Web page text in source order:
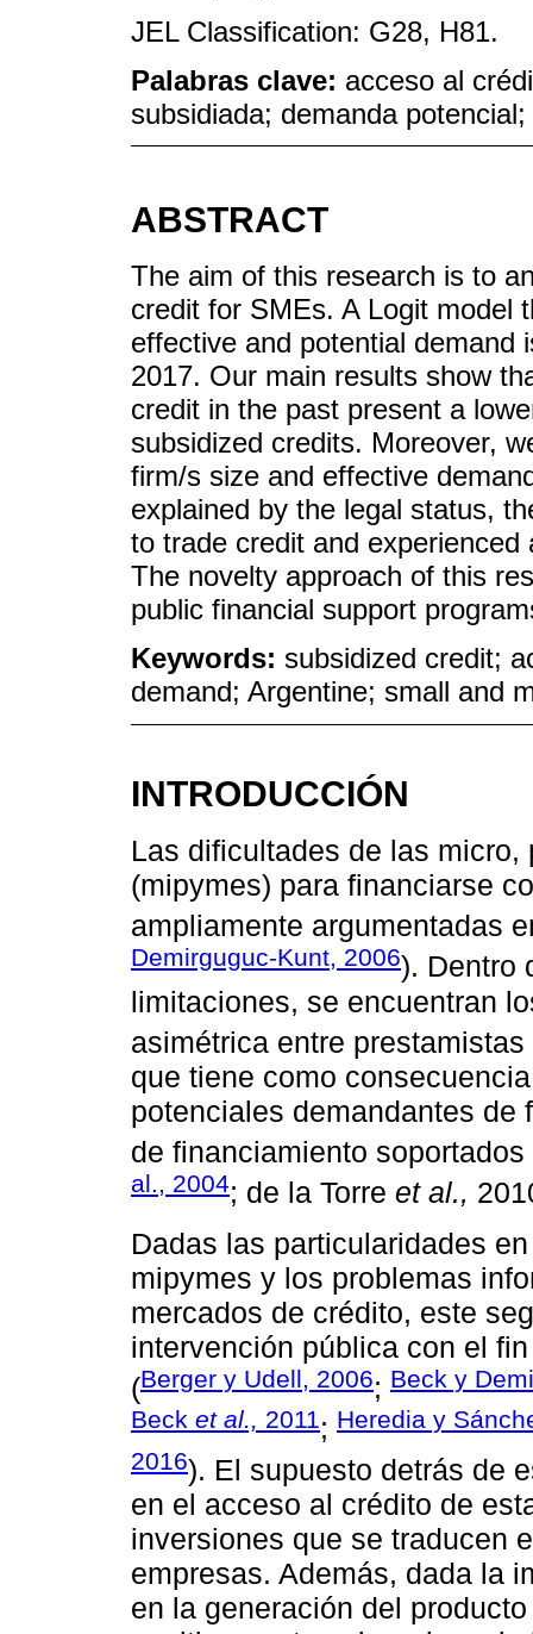
JEL Classification: G28, H81.
Palabras clave: acceso al
subsidiada; demanda
ABSTRACT
The aim of this research is to
credit for SMEs. A Logit model
effective and potential demand
2017. Our main results show
credit in the past present a
subsidized credits. Moreover,
firm/s size and effective
explained by the legal status,
to trade credit and
The novelty approach of this
public financial support
Keywords: subsidized credit;
demand; Argentine; small and
INTRODUCCIÓN
Las dificultades de las
(mipymes) para financiarse
ampliamente argumentadas
Demirguguc-Kunt, 2006). Dentro
limitaciones, se encuentran
asimétrica entre
que tiene como
potenciales demandantes
de financiamiento
al., 2004; de la Torre et al.,
Dadas las particularidades
mipymes y los problemas
mercados de crédito, este
intervención pública con el
(Berger y Udell, 2006; Beck y
Beck et al., 2011; Heredia y
2016). El supuesto detrás de
en el acceso al crédito de
inversiones que se traducen
empresas. Además, dada la
en la generación del